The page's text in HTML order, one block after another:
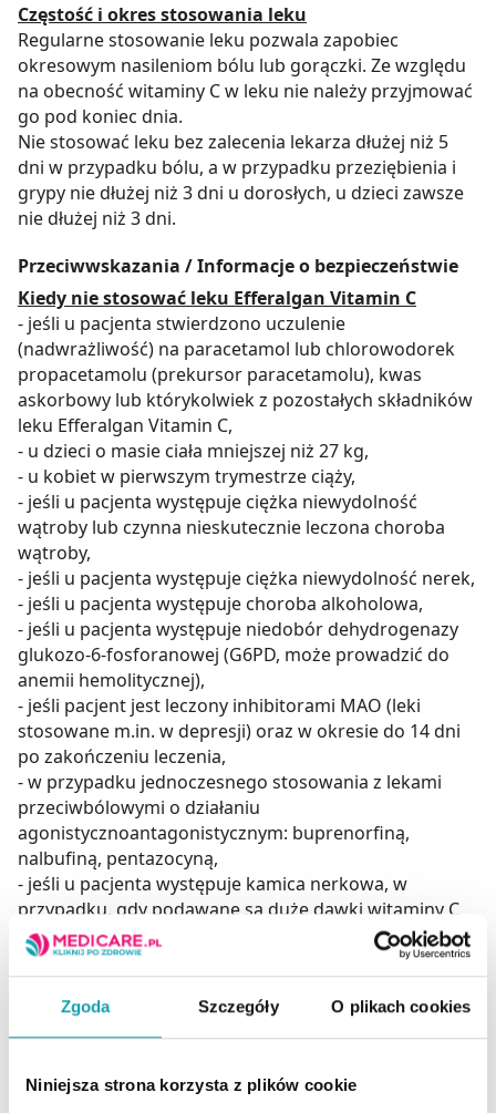
Zgoda Szczegóły O plikach cookies
Niniejsza strona korzysta z plików cookie
Częstość i okres stosowania leku
Regularne stosowanie leku pozwala zapobiec
okresowym nasileniom bólu lub gorączki. Ze względu
na obecność witaminy C w leku nie należy przyjmować
go pod koniec dnia.
Nie stosować leku bez zalecenia lekarza dłużej niż 5
dni w przypadku bólu, a w przypadku przeziębienia i
grypy nie dłużej niż 3 dni u dorosłych, u dzieci zawsze
nie dłużej niż 3 dni.
Przeciwwskazania / Informacje o bezpieczeństwie
Kiedy nie stosować leku Efferalgan Vitamin C
- jeśli u pacjenta stwierdzono uczulenie
(nadwrażliwość) na paracetamol lub chlorowodorek
propacetamolu (prekursor paracetamolu), kwas
askorbowy lub którykolwiek z pozostałych składników
leku Efferalgan Vitamin C,
- u dzieci o masie ciała mniejszej niż 27 kg,
- u kobiet w pierwszym trymestrze ciąży,
- jeśli u pacjenta występuje ciężka niewydolność
wątroby lub czynna nieskutecznie leczona choroba
wątroby,
- jeśli u pacjenta występuje ciężka niewydolność nerek,
- jeśli u pacjenta występuje choroba alkoholowa,
- jeśli u pacjenta występuje niedobór dehydrogenazy
glukozo-6-fosforanowej (G6PD, może prowadzić do
anemii hemolitycznej),
- jeśli pacjent jest leczony inhibitorami MAO (leki
stosowane m.in. w depresji) oraz w okresie do 14 dni
po zakończeniu leczenia,
- w przypadku jednoczesnego stosowania z lekami
przeciwbólowymi o działaniu
agonistycznoantagonistycznym: buprenorfiną,
nalbufiną, pentazocyną,
- jeśli u pacjenta występuje kamica nerkowa, w
przypadku, gdy podawane są duże dawki witaminy C
(większe niż 1 g).
Skład
1 tabletka zawiera:
substancje czynne: paracetamol 330 mg, kwas
substancje pomocnicze: benzoesan sodu,